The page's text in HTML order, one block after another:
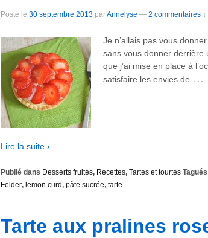
Posté le 30 septembre 2013 parAnnelyse — 2 commentaires ↓
Je n’allais pas vous
sans vous donner derrière
que j’ai mise en place à
satisfaire les envies de …
Lire la suite ›
Publié dans Desserts fruités, Recettes, Tartes et tourtes
Felder, lemon curd, pâte sucrée, tarte
Tarte aux pralines